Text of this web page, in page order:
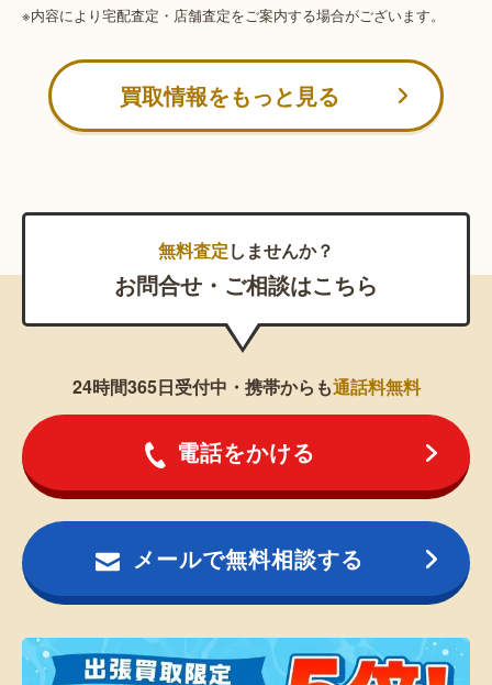
※内容により宅配査定・店舗査定をご案内する場合がございます。
買取情報をもっと見る
無料査定しませんか？
お問合せ・ご相談はこちら
24時間365日受付中・携帯からも通話料無料
電話をかける
メールで無料相談する